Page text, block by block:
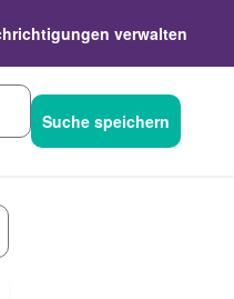
verwalten
Suche speichern